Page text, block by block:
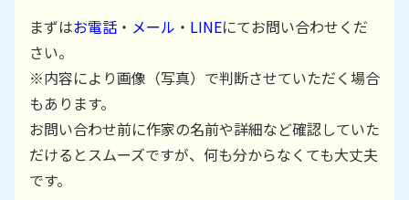
まずはお電話 ・ メール ・ LINEにてお問い合わせくだ
さい。
※内容により画像（写真）で判断させていただく場合
もあります。
お問い合わせ前に作家の名前や詳細など確認していた
だけるとスムーズですが、何も分からなくても大丈夫
です。